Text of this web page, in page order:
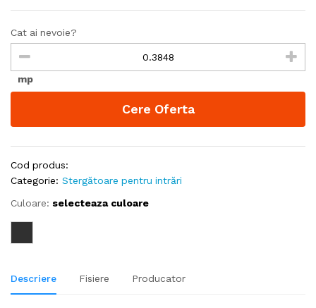
Cat ai nevoie?
mp
Cere Oferta
Cod produs:
Categorie: Stergătoare pentru intrări
Culoare: selecteaza culoare
Descriere Fisiere Producator